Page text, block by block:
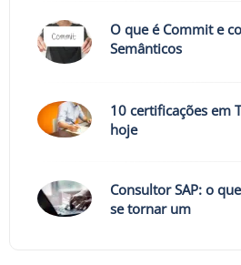
O que é Commit e
Semânticos
10 certificações em
hoje
Consultor SAP: o
se tornar um